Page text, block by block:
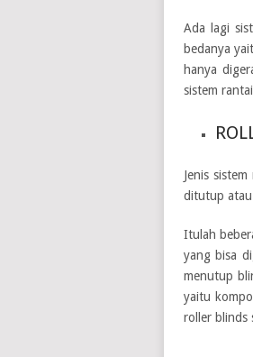
Ada lagi
bedanya
hanya
sistem
Jenis
ditutup atau
Itulah
yang bisa
menutup
yaitu
roller blinds